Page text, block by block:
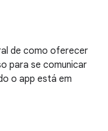
de como oferecer
para se comunicar
o app está em